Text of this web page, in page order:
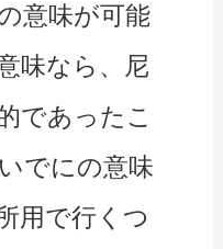
意味が可能
味なら、尼
であったこ
でにの意味
用で行くつ